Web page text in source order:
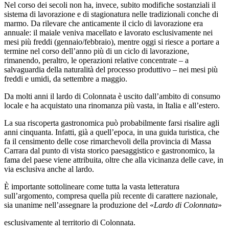
Nel corso dei secoli non ha, invece, subito modifiche sostanziali il
sistema di lavorazione e di stagionatura nelle tradizionali conche di
marmo. Da rilevare che anticamente il ciclo di lavorazione era
annuale: il maiale veniva macellato e lavorato esclusivamente nei
mesi più freddi (gennaio/febbraio), mentre oggi si riesce a portare a
termine nel corso dell’anno più di un ciclo di lavorazione,
rimanendo, peraltro, le operazioni relative concentrate – a
salvaguardia della naturalità del processo produttivo – nei mesi più
freddi e umidi, da settembre a maggio.
Da molti anni il lardo di Colonnata è uscito dall’ambito di consumo
locale e ha acquistato una rinomanza più vasta, in Italia e all’estero.
La sua riscoperta gastronomica può probabilmente farsi risalire agli
anni cinquanta. Infatti, già a quell’epoca, in una guida turistica, che
fa il censimento delle cose rimarchevoli della provincia di Massa
Carrara dal punto di vista storico paesaggistico e gastronomico, la
fama del paese viene attribuita, oltre che alla vicinanza delle cave, in
via esclusiva anche al lardo.
È importante sottolineare come tutta la vasta letteratura
sull’argomento, compresa quella più recente di carattere nazionale,
sia unanime nell’assegnare la produzione del «Lardo di Colonnata»
esclusivamente al territorio di Colonnata.